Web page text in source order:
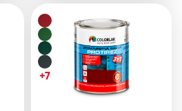
+7